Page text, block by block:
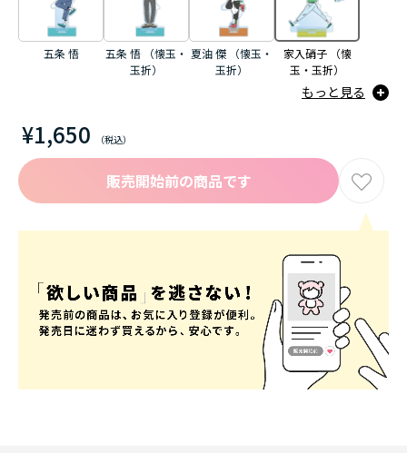
¥1,650
五条 悟
五条 悟 （懐玉・
玉折）
夏油 傑 （懐玉・
玉折）
家入硝子 （懐
玉・玉折）
もっと見る
販売開始前の商品です